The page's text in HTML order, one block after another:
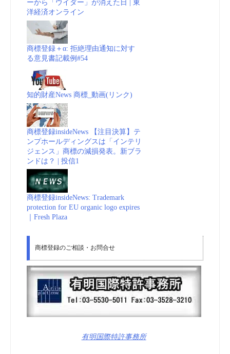
ーから「ウイダー」が消えた日 | 東
洋経済オンライン
商標登録＋α: 拒絶理由通知に対す
る意見書記載例#54
知的財産News 商標_動画(リンク)
商標登録insideNews 【注目決算】テ
ンプホールディングスは「インテリ
ジェンス」商標の減損発表。新ブラ
ンドは？ | 投信1
商標登録insideNews: Trademark
protection for EU organic logo expires
｜Fresh Plaza
商標登録のご相談・お問合せ
有明国際特許事務所